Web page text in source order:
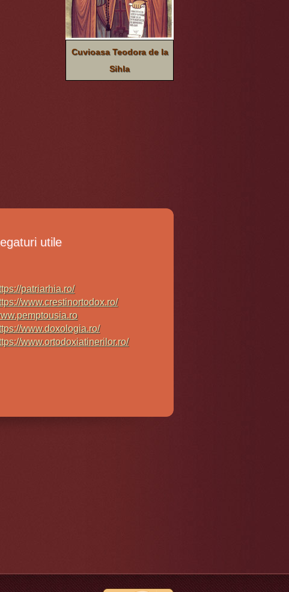
Cuvioasa Teodora de la
Sihla
utile
patriarhia.ro/
www.crestinortodox.ro/
www.doxologia.ro/
www.ortodoxiatinerilor.ro/